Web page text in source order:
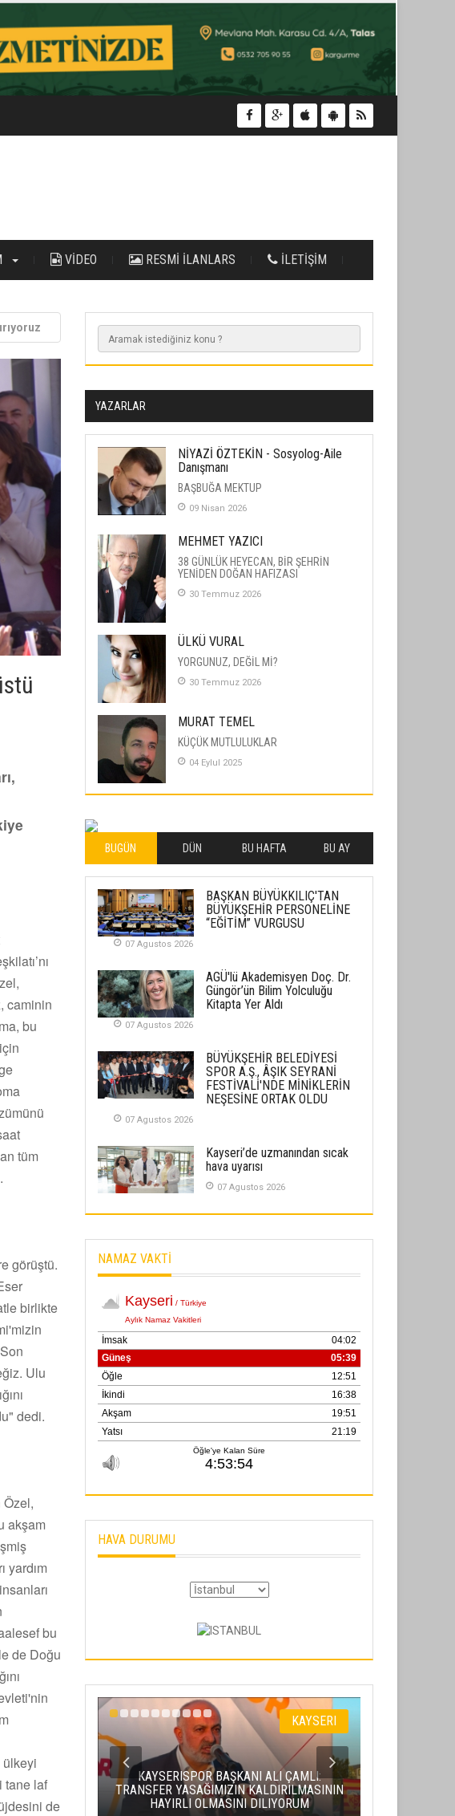
VİDEO RESMİ İLANLARS İLETİŞİM
caminin
bu
tüm
görüştü.
birlikte
Ulu
dedi.
Özel,
akşam
yardım
bu
de Doğu
ülkeyi
tane laf
de
YAZARLAR
NİYAZİ ÖZTEKİN - Sosyolog-Aile
Danışmanı
BAŞBUĞA MEKTUP
09 Nisan 2026
MEHMET YAZICI
38 GÜNLÜK HEYECAN, BİR ŞEHRİN
YENİDEN DOĞAN HAFIZASI
30 Temmuz 2026
ÜLKÜ VURAL
YORGUNUZ, DEĞİL Mİ?
30 Temmuz 2026
MURAT TEMEL
KÜÇÜK MUTLULUKLAR
04 Eylul 2025
26 Subat 2026
METİN ERTEM
YENİ HİCRİ YIL VE ÜLKEMİZDE
YAŞANANLAR!
21 Haziran 2026
SEMRA ŞAHİN
KENDİNE UYANMAK
30 Temmuz 2026
Merve Şimşek
İlgi Alanlarımız ve Biz
02 Ekim 2025
Kayserispor, Rizespor’la Nihayet 3
puana Ulaştı
01 Mayis 2026
BUGÜN DÜN BU HAFTA BU AY
BAŞKAN BÜYÜKKILIÇ'TAN
BÜYÜKŞEHİR PERSONELİNE
“EĞİTİM” VURGUSU
07 Agustos 2026
AGÜ'lü Akademisyen Doç. Dr.
Güngör’ün Bilim Yolculuğu
Kitapta Yer Aldı
07 Agustos 2026
BÜYÜKŞEHİR BELEDİYESİ
SPOR A.Ş., ÂŞIK SEYRANİ
FESTİVALİ'NDE MİNİKLERİN
NEŞESİNE ORTAK OLDU
07 Agustos 2026
Kayseri’de uzmanından sıcak
hava uyarısı
07 Agustos 2026
NAMAZ VAKTİ
HAVA DURUMU
YÜZÜYLE
OLDU”
KAYSERI
KAYSERISPOR BAŞKANI ALI ÇAMLI:
TRANSFER YASAĞIMIZIN KALDIRILMASININ
HAYIRLI OLMASINI DILIYORUM